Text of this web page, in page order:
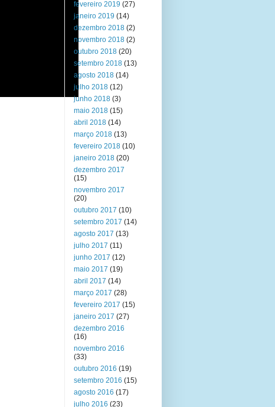
fevereiro 2019 (27)
janeiro 2019 (14)
dezembro 2018 (2)
novembro 2018 (2)
outubro 2018 (20)
setembro 2018 (13)
agosto 2018 (14)
julho 2018 (12)
junho 2018 (3)
maio 2018 (15)
abril 2018 (14)
março 2018 (13)
fevereiro 2018 (10)
janeiro 2018 (20)
dezembro 2017
(15)
novembro 2017
(20)
outubro 2017 (10)
setembro 2017 (14)
agosto 2017 (13)
julho 2017 (11)
junho 2017 (12)
maio 2017 (19)
abril 2017 (14)
março 2017 (28)
fevereiro 2017 (15)
janeiro 2017 (27)
dezembro 2016
(16)
novembro 2016
(33)
outubro 2016 (19)
setembro 2016 (15)
agosto 2016 (17)
julho 2016 (23)